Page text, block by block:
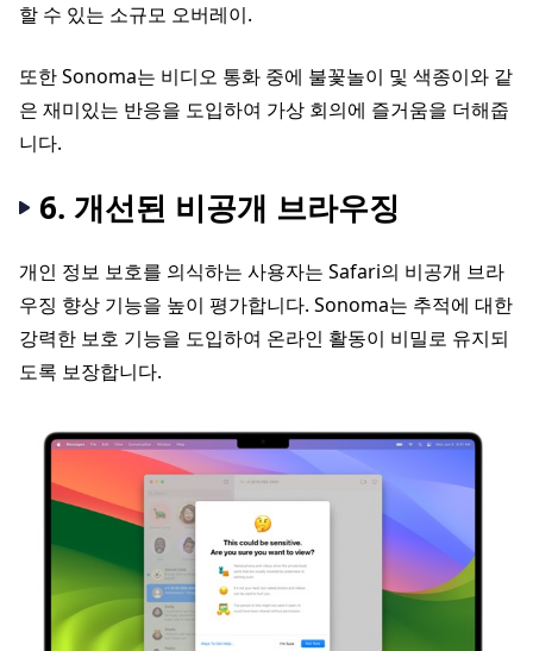
할 수 있는 소규모 오버레이.
또한 Sonoma는 비디오 통화 중에 불꽃놀이 및 색종이와 같
은 재미있는 반응을 도입하여 가상 회의에 즐거움을 더해줍
니다.
6. 개선된 비공개 브라우징
개인 정보 보호를 의식하는 사용자는 Safari의 비공개 브라
우징 향상 기능을 높이 평가합니다. Sonoma는 추적에 대한
강력한 보호 기능을 도입하여 온라인 활동이 비밀로 유지되
도록 보장합니다.